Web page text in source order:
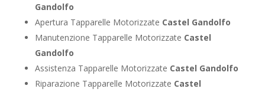
Gandolfo
Apertura Tapparelle Motorizzate Castel Gandolfo
Manutenzione Tapparelle Motorizzate Castel
Gandolfo
Assistenza Tapparelle Motorizzate Castel Gandolfo
Riparazione Tapparelle Motorizzate Castel